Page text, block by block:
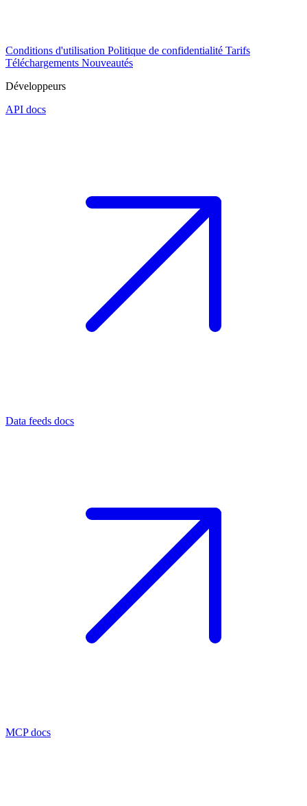
Conditions d'utilisation Politique de confidentialité Tarifs
Téléchargements Nouveautés
Développeurs
API docs
Data feeds docs
MCP docs